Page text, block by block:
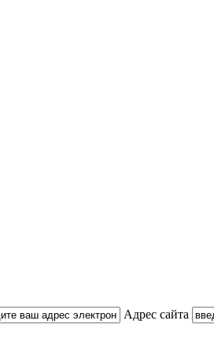
Адрес сайта